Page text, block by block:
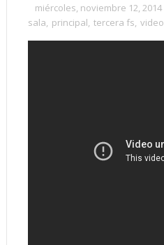
miércoles, noviembre 12, 2014
sala, principal, tercera fs, video